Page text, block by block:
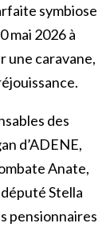
symbiose
mai 2026 à
une caravane,
des
d’ADENE,
Anate,
Stella
pensionnaires